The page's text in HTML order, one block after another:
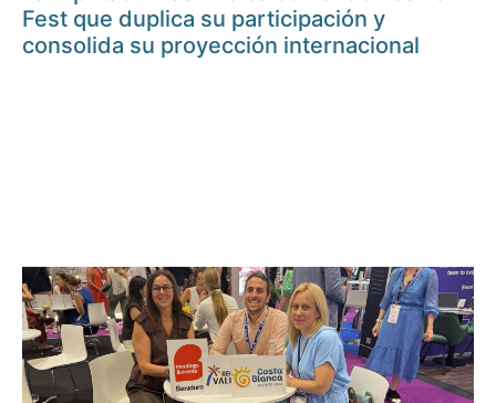
Fest que duplica su participación y
consolida su proyección internacional